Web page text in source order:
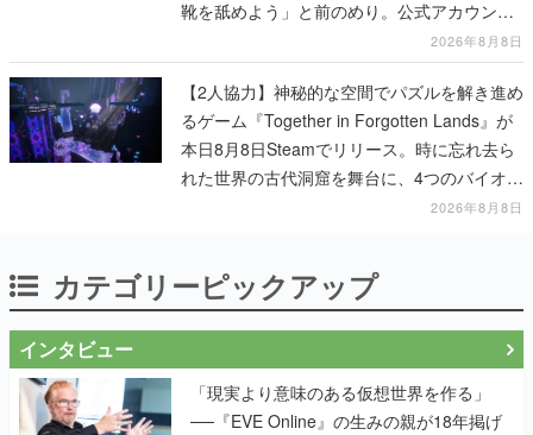
靴を舐めよう」と前のめり。公式アカウント
も開設され、2026年リリースに向けて開発中
2026年8月8日
【2人協力】神秘的な空間でパズルを解き進め
るゲーム『Together in Forgotten Lands』が
本日8月8日Steamでリリース。時に忘れ去ら
れた世界の古代洞窟を舞台に、4つのバイオー
2026年8月8日
カテゴリーピックアップ
インタビュー
「現実より意味のある仮想世界を作る」
──『EVE Online』の生みの親が18年掲げ